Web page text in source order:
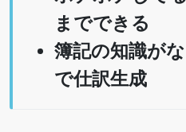
までできる
簿記の知識が
で仕訳生成